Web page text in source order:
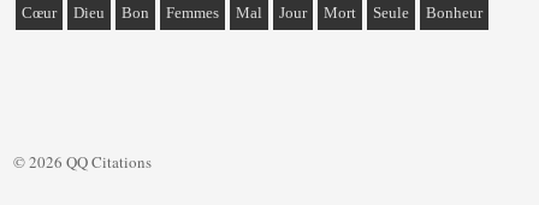
Cœur Dieu Bon Femmes Mal Jour Mort Seule Bonheur
© 2026 QQ Citations